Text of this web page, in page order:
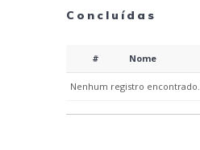
Concluídas
# Nome
Nenhum registro encontrado.